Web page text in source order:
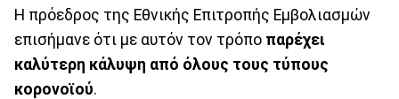
Η πρόεδρος της Εθνικής Επιτροπής Εμβολιασμών
επισήμανε ότι με αυτόν τον τρόπο παρέχει
καλύτερη κάλυψη από όλους τους τύπους
κορονοϊού.